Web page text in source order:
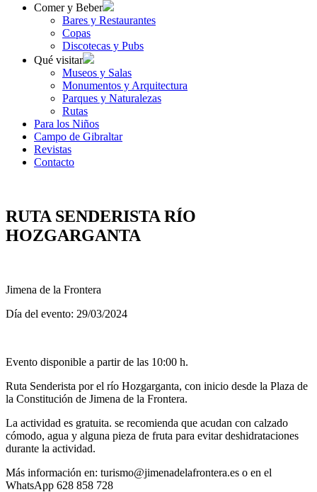
Comer y Beber
Bares y Restaurantes
Copas
Discotecas y Pubs
Qué visitar
Museos y Salas
Monumentos y Arquitectura
Parques y Naturalezas
Rutas
Para los Niños
Campo de Gibraltar
Revistas
Contacto
RUTA SENDERISTA RÍO
HOZGARGANTA
Jimena de la Frontera
Día del evento: 29/03/2024
Evento disponible a partir de las 10:00 h.
Ruta Senderista por el río Hozgarganta, con inicio desde la Plaza de
la Constitución de Jimena de la Frontera.
La actividad es gratuita. se recomienda que acudan con calzado
cómodo, agua y alguna pieza de fruta para evitar deshidrataciones
durante la actividad.
Más información en: turismo@jimenadelafrontera.es o en el
WhatsApp 628 858 728